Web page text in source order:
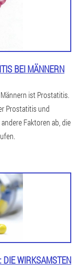
BEI MÄNNERN
ist Prostatitis.
Prostatitis und
Faktoren ab, die
DIE WIRKSAMSTEN